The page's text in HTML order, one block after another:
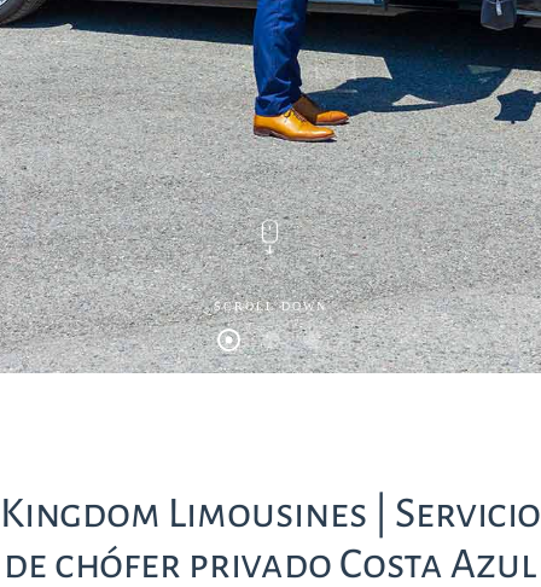
SCROLL DOWN
Kingdom Limousines | Servicio
de chófer privado Costa Azul